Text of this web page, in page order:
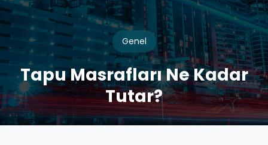
Genel
Tapu Masrafları Ne Kadar
Tutar?